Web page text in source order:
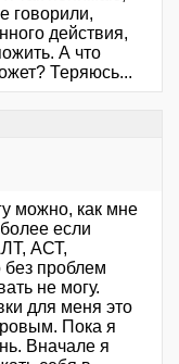
говорили,
действия,
А что
Теряюсь...
можно, как мне
если
АСТ,
без проблем
не могу.
для меня это
Пока я
Вначале я